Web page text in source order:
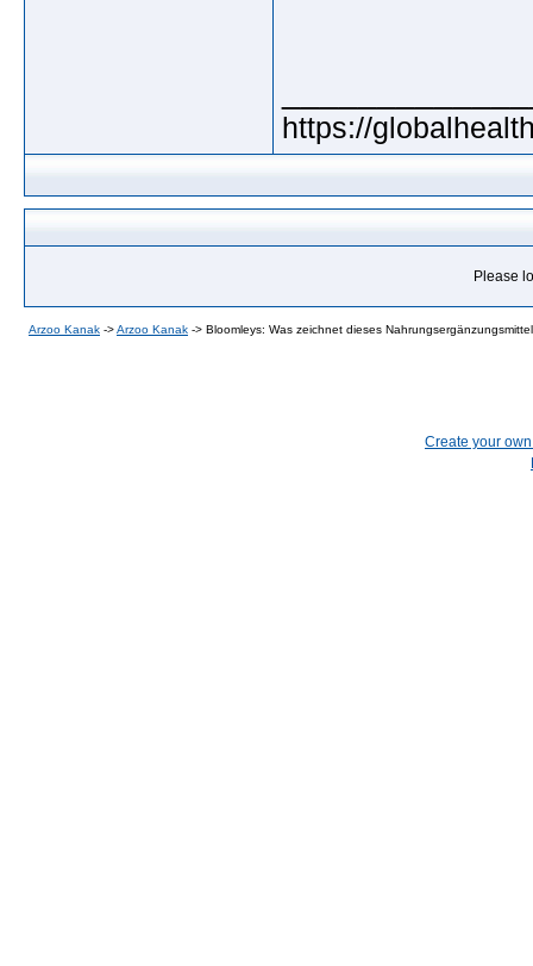
https://
Please
Arzoo Kanak ->Arzoo Kanak -> Bloomleys: Was zeichnet dieses
Create your